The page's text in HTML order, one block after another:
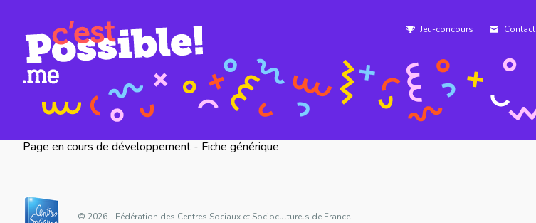
Jeu-concours Contact
Page en cours de développement - Fiche générique
© 2026 - Fédération des Centres Sociaux et Socioculturels de France